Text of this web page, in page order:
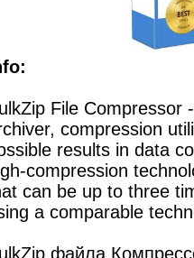
File Compressor
compression
results in data
compression
can be up to three
a comparable
файла